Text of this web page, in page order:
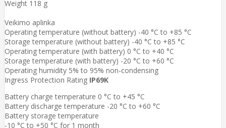
Weight 118 g
Veikimo aplinka
Operating temperature (without battery) -40 °C to +85 °C
Storage temperature (without battery) -40 °C to +85 °C
Operating temperature (with battery) 0 °C to +40 °C
Storage temperature (with battery) -20 °C to +60 °C
Operating humidity 5% to 95% non-condensing
Ingress Protection Rating IP69K
Battery charge temperature 0 °C to +45 °C
Battery discharge temperature -20 °C to +60 °C
Battery storage temperature
-10 °C to +50 °C for 1 month